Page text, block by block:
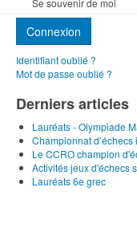
Se souvenir de moi
Connexion
Identifiant oublié ?
Mot de passe oublié ?
Derniers articles
Lauréats - Olympiade
Championnat
Le CCRO champion
Activités jeux d'échecs
Lauréats 6e grec